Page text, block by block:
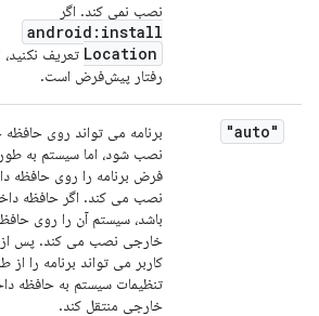
نصب نمی کند. اگر
android:install
Location تعریف نکنید،
رفتار پیش‌فرض است.
"auto"
برنامه می تواند روی
نصب شود، اما سیستم به
فرض برنامه را روی حافظه
نصب می کند. اگر حافظه
باشد، سیستم آن را روی
خارجی نصب می کند. پس
کاربر می تواند برنامه را از
تنظیمات سیستم به حافظه
خارجی منتقل کند.